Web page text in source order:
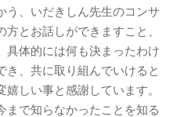
う、いだきしん先生のコンサ
とお話しができますこと、
具体的には何も決まったわけ
き、共に取り組んでいけると
しい事と感謝しています。
まで知らなかったことを知る